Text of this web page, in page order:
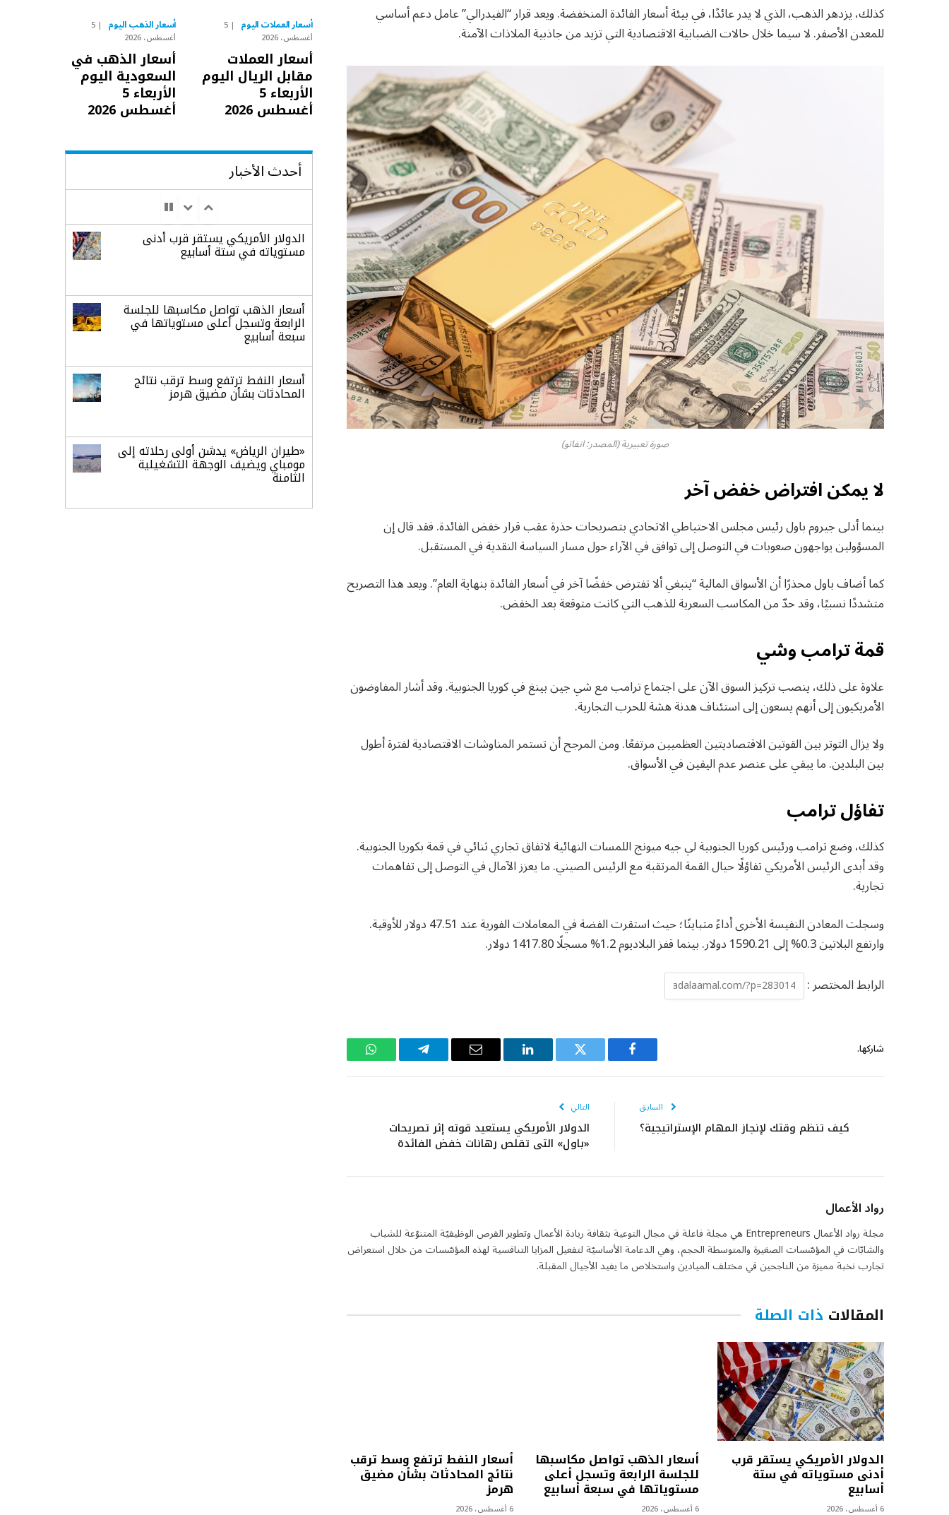
كذلك، يزدهر الذهب، الذي لا يدر عائدًا، في بيئة أسعار الفائدة المنخفضة. ويعد قرار “الفيدرالي” عامل دعم أساسي
للمعدن الأصفر. لا سيما خلال حالات الضبابية الاقتصادية التي تزيد من جاذبية الملاذات الآمنة.
صورة تعبيرية (المصدر: انفاتو)
لا يمكن افتراض خفض آخر
بينما أدلى جيروم باول رئيس مجلس الاحتياطي الاتحادي بتصريحات حذرة عقب قرار خفض الفائدة. فقد قال إن
المسؤولين يواجهون صعوبات في التوصل إلى توافق في الآراء حول مسار السياسة النقدية في المستقبل.
كما أضاف باول محذرًا أن الأسواق المالية “ينبغي ألا تفترض خفضًا آخر في أسعار الفائدة بنهاية العام”. ويعد هذا التصريح
متشددًا نسبيًا، وقد حدّ من المكاسب السعرية للذهب التي كانت متوقعة بعد الخفض.
قمة ترامب وشي
علاوة على ذلك، ينصب تركيز السوق الآن على اجتماع ترامب مع شي جين بينغ في كوريا الجنوبية. وقد أشار المفاوضون
الأمريكيون إلى أنهم يسعون إلى استئناف هدنة هشة للحرب التجارية.
ولا يزال التوتر بين القوتين الاقتصاديتين العظميين مرتفعًا. ومن المرجح أن تستمر المناوشات الاقتصادية لفترة أطول
بين البلدين. ما يبقي على عنصر عدم اليقين في الأسواق.
تفاؤل ترامب
كذلك، وضع ترامب ورئيس كوريا الجنوبية لي جيه ميونج اللمسات النهائية لاتفاق تجاري ثنائي في قمة بكوريا الجنوبية.
وقد أبدى الرئيس الأمريكي تفاؤلًا حيال القمة المرتقبة مع الرئيس الصيني. ما يعزز الآمال في التوصل إلى تفاهمات
تجارية.
وسجلت المعادن النفيسة الأخرى أداءً متباينًا؛ حيث استقرت الفضة في المعاملات الفورية عند 47.51 دولار للأوقية.
وارتفع البلاتين 0.3% إلى 1590.21 دولار. بينما قفز البلاديوم 1.2% مسجلًا 1417.80 دولار.
الرابط المختصر :
شاركها.
فيسبوك تويتر لينكدإن
البريد
تيلقرام واتساب
السابق
كيف تنظم وقتك لإنجاز المهام الإستراتيجية؟
التالي
الدولار الأمريكي يستعيد قوته إثر تصريحات
«باول» التي تقلص رهانات خفض الفائدة
رواد الأعمال
مجلة رواد الأعمال Entrepreneurs هي مجلة فاعلة في مجال التوعية بثقافة ريادة الأعمال وتطوير الفرص الوظيفيّة المتنوّعة للشباب
والشابّات في المؤسّسات الصغيرة والمتوسطة الحجم، وهي الدعامة الأساسيّة لتفعيل المزايا التنافسية لهذه المؤسّسات من خلال استعراض
تجارب نخبة مميزة من الناجحين في مختلف الميادين واستخلاص ما يفيد الأجيال المقبلة.
المقالات ذات الصلة
الدولار الأمريكي يستقر قرب
أدنى مستوياته في ستة
أسابيع
6 أغسطس، 2026
أسعار الذهب تواصل مكاسبها
للجلسة الرابعة وتسجل أعلى
مستوياتها في سبعة أسابيع
6 أغسطس، 2026
أسعار النفط ترتفع وسط ترقب
نتائج المحادثات بشأن مضيق
هرمز
6 أغسطس، 2026
أسعار العملات اليوم 5
أغسطس، 2026
أسعار العملات
مقابل الريال اليوم
الأربعاء 5
أغسطس 2026
أسعار الذهب اليوم 5
أغسطس، 2026
أسعار الذهب في
السعودية اليوم
الأربعاء 5
أغسطس 2026
أحدث الأخبار
الدولار الأمريكي يستقر قرب أدنى
مستوياته في ستة أسابيع
أسعار الذهب تواصل مكاسبها للجلسة
الرابعة وتسجل أعلى مستوياتها في
سبعة أسابيع
أسعار النفط ترتفع وسط ترقب نتائج
المحادثات بشأن مضيق هرمز
«طيران الرياض» يدشن أولى رحلاته إلى
مومباي ويضيف الوجهة التشغيلية
الثامنة